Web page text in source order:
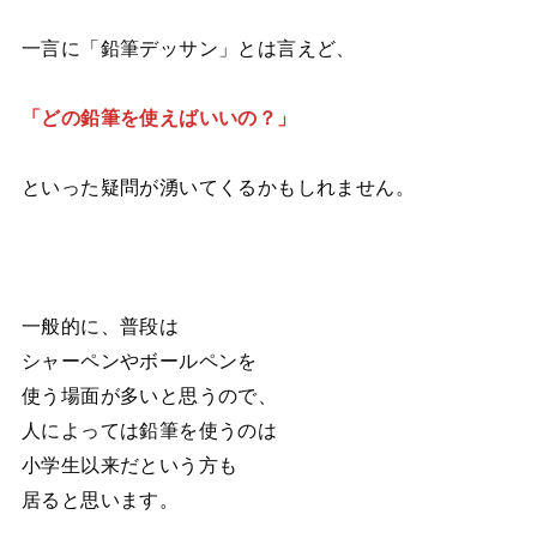
一言に「鉛筆デッサン」とは言えど、
「どの鉛筆を使えばいいの？」
といった疑問が湧いてくるかもしれません。
一般的に、普段は
シャーペンやボールペンを
使う場面が多いと思うので、
人によっては鉛筆を使うのは
小学生以来だという方も
居ると思います。